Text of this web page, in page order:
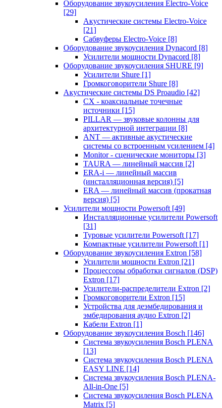
Оборудование звукоусиления Electro-Voice
[29]
Акустические системы Electro-Voice
[21]
Сабвуферы Electro-Voice [8]
Оборудование звукоусиления Dynacord [8]
Усилители мощности Dynacord [8]
Оборудование звукоусиления SHURE [9]
Усилители Shure [1]
Громкоговорители Shure [8]
Акустические системы DS Proaudio [42]
CX - коаксиальные точечные
источники [15]
PILLAR — звуковые колонны для
архитектурной интеграции [8]
ANT — активные акустические
системы со встроенным усилением [4]
Monitor - сценические мониторы [3]
TAURA — линейный массив [2]
ERA-i — линейный массив
(инсталляционная версия) [5]
ERA — линейный массив (прокатная
версия) [5]
Усилители мощности Powersoft [49]
Инсталляционные усилители Powersoft
[31]
Туровые усилители Powersoft [17]
Компактные усилители Powersoft [1]
Оборудование звукоусиления Extron [58]
Усилители мощности Extron [21]
Процессоры обработки сигналов (DSP)
Extron [17]
Усилители-распределители Extron [2]
Громкоговорители Extron [15]
Устройства для деэмбедирования и
эмбедирования аудио Extron [2]
Кабели Extron [1]
Оборудование звукоусиления Bosch [146]
Система звукоусиления Bosch PLENA
[13]
Система звукоусиления Bosch PLENA
EASY LINE [14]
Система звукоусиления Bosch PLENA-
All-in-One [5]
Система звукоусиления Bosch PLENA
Matrix [5]